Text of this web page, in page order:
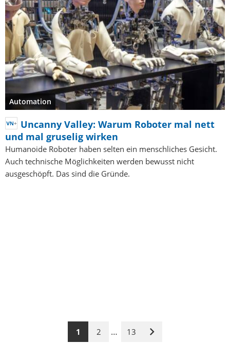
Automation
Uncanny Valley: Warum Roboter mal nett
und mal gruselig wirken
Humanoide Roboter haben selten ein menschliches Gesicht.
Auch technische Möglichkeiten werden bewusst nicht
ausgeschöpft. Das sind die Gründe.
1 2 … 13
Nächste